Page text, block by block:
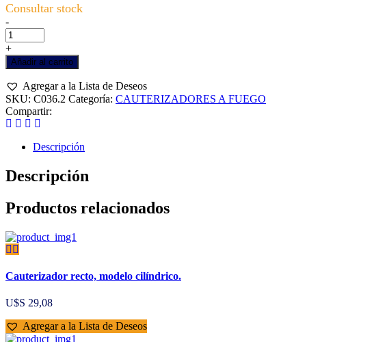
Cauterizador
modelo
tipo
martillo.
cantidad
-
+
Añadir al carrito
Agregar a la Lista de Deseos
SKU: C036.2 Categoría: CAUTERIZADORES A FUEGO
Compartir:
Descripción
Descripción
Productos relacionados
Cauterizador recto, modelo cilíndrico.
U$S 29,08
Agregar a la Lista de Deseos